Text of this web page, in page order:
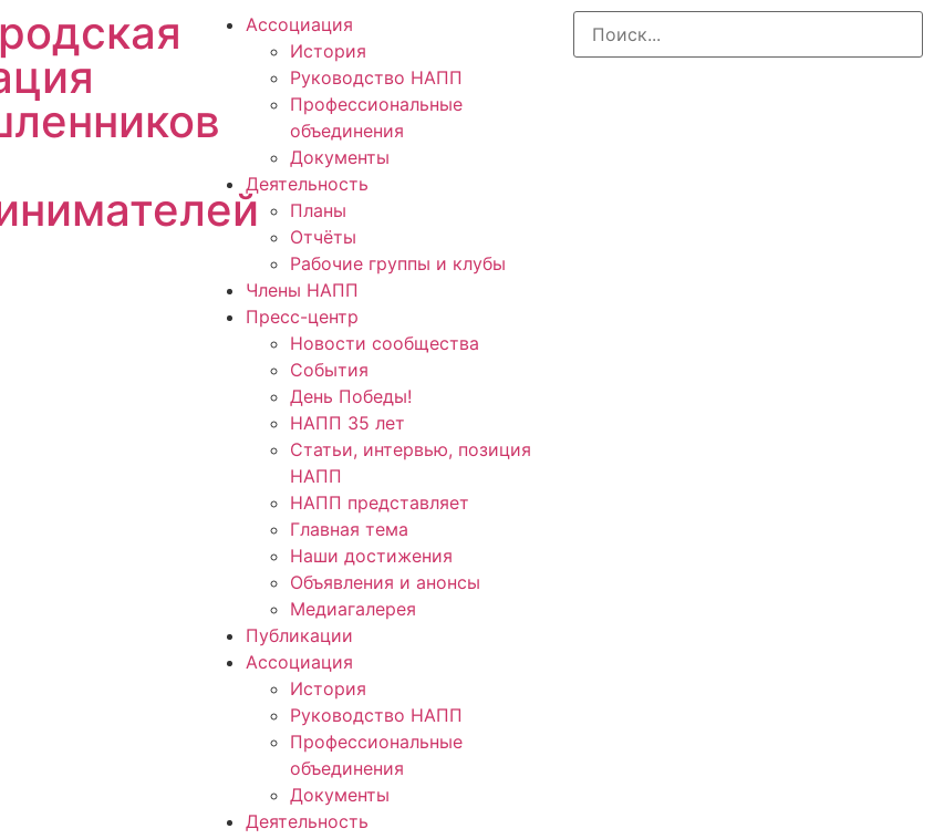
Ассоциация
История
Руководство НАПП
Профессиональные
объединения
Документы
Деятельность
Планы
Отчёты
Рабочие группы и клубы
Члены НАПП
Пресс-центр
Новости сообщества
События
День Победы!
НАПП 35 лет
Статьи, интервью, позиция
НАПП
НАПП представляет
Главная тема
Наши достижения
Объявления и анонсы
Медиагалерея
Публикации
Ассоциация
История
Руководство НАПП
Профессиональные
объединения
Документы
Деятельность